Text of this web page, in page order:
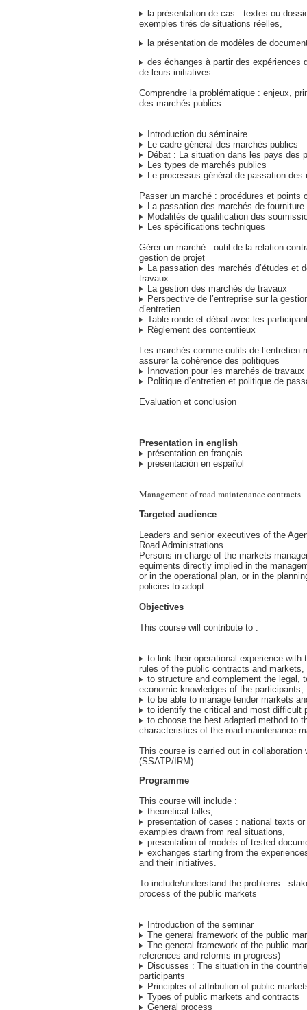
la présentation de cas : textes ou
exemples tirés de situations réelles,
la présentation de modèles de
des échanges à partir des expériences
de leurs initiatives.
Comprendre la problématique : enjeux,
des marchés publics
Introduction du séminaire
Le cadre général des marchés publics
Débat : La situation dans les pays des
Les types de marchés publics
Le processus général de passation des
Passer un marché : procédures et points
La passation des marchés de
Modalités de qualification des
Les spécifications techniques
Gérer un marché : outil de la relation
gestion de projet
La passation des marchés d’études et
travaux
La gestion des marchés de travaux
Perspective de l’entreprise sur la
d’entretien
Table ronde et débat avec les
Règlement des contentieux
Les marchés comme outils de l’entretien
assurer la cohérence des politiques
Innovation pour les marchés de travaux
Politique d’entretien et politique de
Evaluation et conclusion
Presentation in english
présentation en français
presentación en español
Management of road maintenance contracts
Targeted audience
Leaders and senior executives of the
Road Administrations.
Persons in charge of the markets
equiments directly implied in the
or in the operational plan, or in the
policies to adopt
Objectives
This course will contribute to :
to link their operational experience with
rules of the public contracts and markets,
to structure and complement the legal,
economic knowledges of the participants,
to be able to manage tender markets
to identify the critical and most difficult
to choose the best adapted method to
characteristics of the road maintenance
This course is carried out in collaboration
(SSATP/IRM)
Programme
This course will include :
theoretical talks,
presentation of cases : national texts
examples drawn from real situations,
presentation of models of tested
exchanges starting from the
and their initiatives.
To include/understand the problems :
process of the public markets
Introduction of the seminar
The general framework of the public
The general framework of the public
references and reforms in progress)
Discusses : The situation in the
participants
Principles of attribution of public
Types of public markets and contracts
General process